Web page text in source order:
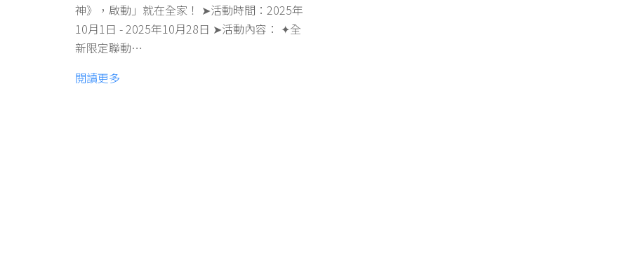
神》，啟動」就在全家！ ➤活動時間：2025年
10月1日 - 2025年10月28日 ➤活動內容： ✦全
新限定聯動…
閱讀更多